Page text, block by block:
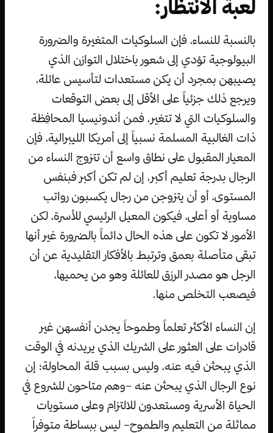
لعبة الانتظار:
بالنسبة للنساء، فإن السلوكيات المتغيرة والضرورة
البيولوجية تؤدي إلى شعور باختلال التوازن الذي
يصيبهن بمجرد أن يكن مستعدات لتأسيس عائلة،
ويرجع ذلك جزئياً على الأقل إلى بعض التوقعات
والسلوكيات التي لا تتغير، فمن أندونيسيا المحافِظة
ذات الغالبية المسلمة نسبياً إلى أمريكا الليبرالية، فإن
المعيار المقبول على نطاق واسع أن تتزوج النساء من
الرجال بدرجة تعليم أكبر، إن لم تكن أكبر فبنفس
المستوى، أو أن يتزوجن من رجال يكسبون رواتب
مساوية أو أعلى، فيكون المعيل الرئيسي للأسرة، لكن
الأمور لا تكون على هذه الحال دائماً بالضرورة غير أنها
تبقى متأصلة بعمق وترتبط بالأفكار التقليدية عن أن
الرجل هو مصدر الرزق للعائلة وهو من يحميها،
فيصعب التخلص منها.
إن النساء الأكثر تعلماً وطموحاً يجدن أنفسهن غير
قادرات على العثور على الشريك الذي يريدنه في الوقت
الذي يبحثن فيه عنه، وليس بسبب قلة المحاولة؛ إن
نوع الرجال الذي يبحثن عنه –وهم متاحون للشروع في
الحياة الأسرية ومستعدون للالتزام وعلى مستويات
مماثلة من التعليم والطموح– ليس ببساطة متوفراً